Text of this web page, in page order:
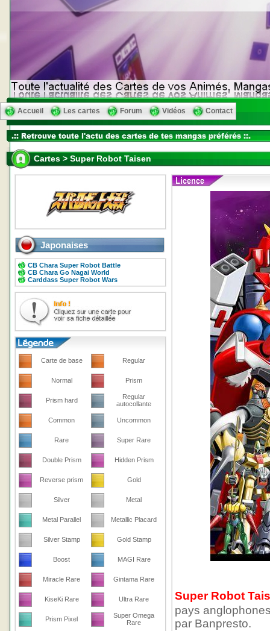
Accueil Les cartes Forum Vidéos Contact
Cartes > Super Robot Taisen
Japonaises
CB Chara Super Robot Battle
CB Chara Go Nagai World
Carddass Super Robot Wars
Carte de base Regular
Normal Prism
Prism hard
Regular
autocollante
Common Uncommon
Rare Super Rare
Double Prism Hidden Prism
Reverse prism Gold
Silver Metal
Metal Parallel Metallic Placard
Silver Stamp Gold Stamp
Boost MAGI Rare
Miracle Rare Gintama Rare
KiseKi Rare Ultra Rare
Prism Pixel
Super Omega
Rare
Super Robot
pays
par Banpresto.